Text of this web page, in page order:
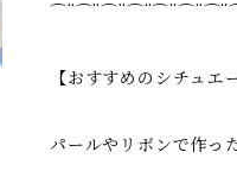
【おすすめのシチュエ
パールやリボンで作っ